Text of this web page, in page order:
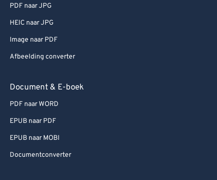
PDF naar JPG
HEIC naar JPG
Image naar PDF
Afbeelding converter
Document & E-boek
PDF naar WORD
EPUB naar PDF
EPUB naar MOBI
Documentconverter